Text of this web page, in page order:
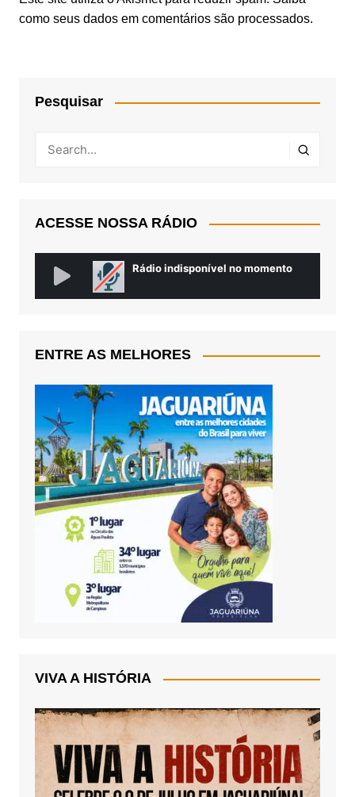
como seus dados em comentários são processados.
Pesquisar
ACESSE NOSSA RÁDIO
ENTRE AS MELHORES
VIVA A HISTÓRIA